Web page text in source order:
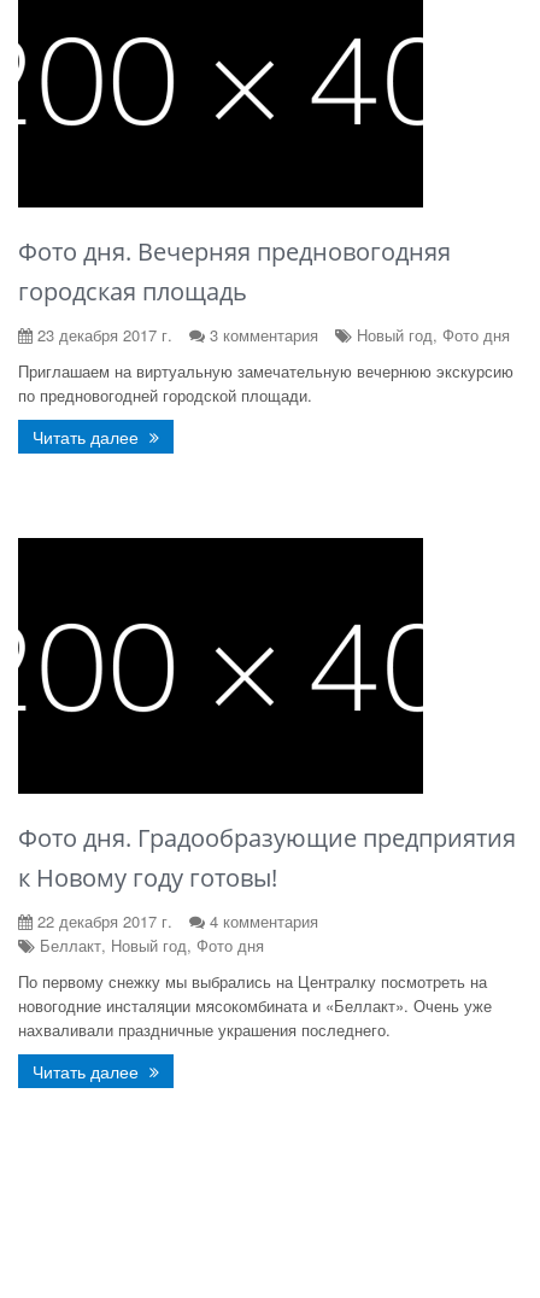
Фото дня. Вечерняя предновогодняя
городская площадь
23 декабря 2017 г. 3 комментария
Новый год, Фото дня
Приглашаем на виртуальную замечательную вечернюю экскурсию
по предновогодней городской площади.
Читать далее
Фото дня. Градообразующие предприятия
к Новому году готовы!
22 декабря 2017 г.
4 комментария
Беллакт, Новый год, Фото дня
По первому снежку мы выбрались на Централку посмотреть на
новогодние инсталяции мясокомбината и «Беллакт». Очень уже
нахваливали праздничные украшения последнего.
Читать далее